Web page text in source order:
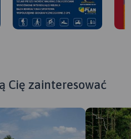
Cię zainteresować